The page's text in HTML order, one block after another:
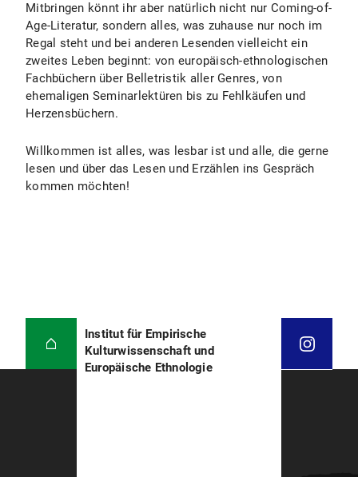
Mitbringen könnt ihr aber natürlich nicht nur Coming-of-
Age-Literatur, sondern alles, was zuhause nur noch im
Regal steht und bei anderen Lesenden vielleicht ein
zweites Leben beginnt: von europäisch-ethnologischen
Fachbüchern über Belletristik aller Genres, von
ehemaligen Seminarlektüren bis zu Fehlkäufen und
Herzensbüchern.
Willkommen ist alles, was lesbar ist und alle, die gerne
lesen und über das Lesen und Erzählen ins Gespräch
kommen möchten!
Institut für Empirische
Kulturwissenschaft und
Europäische Ethnologie